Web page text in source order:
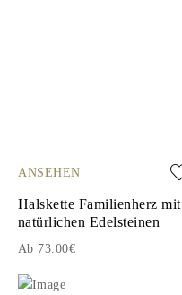
ANSEHEN
Halskette Familienherz mit
natürlichen Edelsteinen
Ab 73.00€